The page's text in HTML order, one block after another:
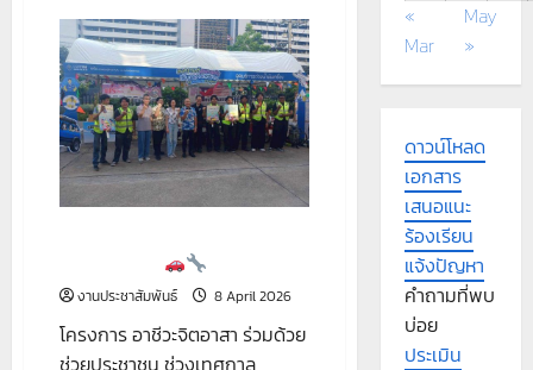
รายงาน
ตัว
ของ
นักเรียน
นักศึกษา
ใหม่
ระดับ
ปวช.
และ
ปวส.
งานประชาสัมพันธ์ 8 April 2026
โครงการ อาชีวะจิตอาสา ร่วมด้วย
ช่วยประชาชน ช่วงเทศกาล
«
Mar
May
»
ดาวน์โหลด
เอกสาร
เสนอแนะ
ร้องเรียน
แจ้งปัญหา
คำถามที่พบ
บ่อย
ประเมิน